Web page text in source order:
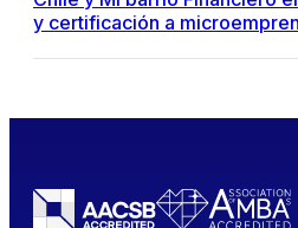
y certificación a